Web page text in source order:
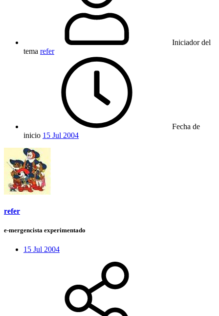
Iniciador del
tema refer
Fecha de
inicio 15 Jul 2004
refer
e-mergencista experimentado
15 Jul 2004